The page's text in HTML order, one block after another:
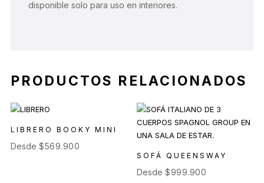
disponible solo para uso en interiores.
PRODUCTOS RELACIONADOS
LIBRERO BOOKY MINI
Desde $569.900
SOFÁ QUEENSWAY
Desde$999.900